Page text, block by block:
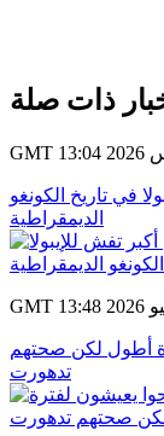
ذات صلة
في تاريخ الكونغو
الديمقراطية
أطول لكن صحتهم
تدهورت